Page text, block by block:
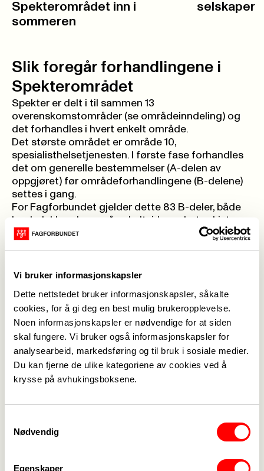
Vi bruker informasjonskapsler
Dette nettstedet bruker informasjonskapsler, såkalte
cookies, for å gi deg en best mulig brukeropplevelse.
Noen informasjonskapsler er nødvendige for at siden
skal fungere. Vi bruker også informasjonskapsler for
analysearbeid, markedsføring og til bruk i sosiale medier.
Du kan fjerne de ulike kategoriene av cookies ved å
krysse på avhukingsboksene.
Nødvendig
Egenskaper
Spekterområdet inn i
sommeren
selskaper
Slik foregår forhandlingene i
Spekterområdet
Spekter er delt i til sammen 13
overenskomstområder (se områdeinndeling) og
det forhandles i hvert enkelt område.
Det største området er område 10,
spesialisthelsetjenesten. I første fase forhandles
det om generelle bestemmelser (A-delen av
oppgjøret) før områdeforhandlingene (B-delene)
settes i gang.
For Fagforbundet gjelder dette 83 B-deler, både
landsdekkende og på enkeltvirksomheter. Lista
under er ikke komplett - du finner flere
Helse Vest IKT
Lovisenberg sykehus
Sykehusapotekene HF
Sykehuspartner HF
Helse og omsorg
Trøndelag ortopediske verksted
Valnesfjord helsesportsenter
->
Rehabiliteringssenteret AiR
->
->
->